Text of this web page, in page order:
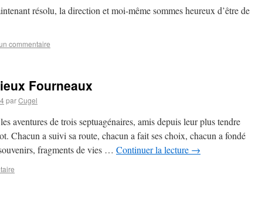
résolu, la direction et moi-même sommes heureux d’être de
commentaire
Fourneaux
parCugel
aventures de trois septuagénaires, amis depuis leur plus tendre
Chacun a suivi sa route, chacun a fait ses choix, chacun a fondé
fragments de vies … Continuer la lecture →